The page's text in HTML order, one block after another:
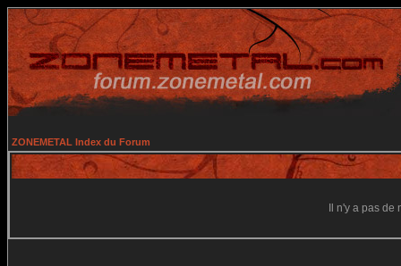
ZONEMETAL Index du Forum
Il n'y a pas